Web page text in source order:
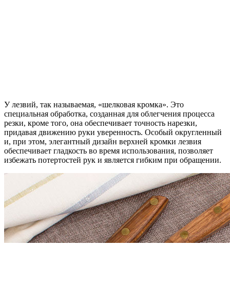
У лезвий, так называемая, «шелковая кромка». Это
специальная обработка, созданная для облегчения процесса
резки, кроме того, она обеспечивает точность нарезки,
придавая движению руки уверенность. Особый округленный
и, при этом, элегантный дизайн верхней кромки лезвия
обеспечивает гладкость во время использования, позволяет
избежать потертостей рук и является гибким при обращении.